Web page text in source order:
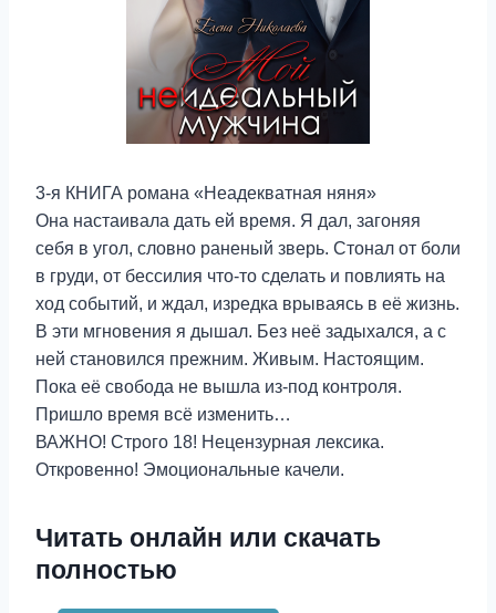
3-я КНИГА романа «Неадекватная няня»
Она настаивала дать ей время. Я дал, загоняя
себя в угол, словно раненый зверь. Стонал от боли
в груди, от бессилия что-то сделать и повлиять на
ход событий, и ждал, изредка врываясь в её жизнь.
В эти мгновения я дышал. Без неё задыхался, а с
ней становился прежним. Живым. Настоящим.
Пока её свобода не вышла из-под контроля.
Пришло время всё изменить…
ВАЖНО! Строго 18! Нецензурная лексика.
Откровенно! Эмоциональные качели.
Читать онлайн или скачать
полностью